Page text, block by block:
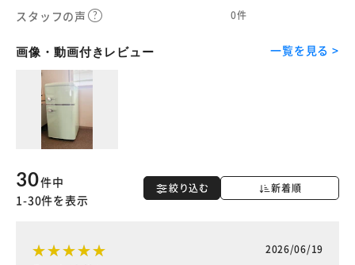
スタッフの声 0件
画像・動画付きレビュー 一覧を見る >
絞り込む 新着順
30件中
1-30件を表示
2026/06/19